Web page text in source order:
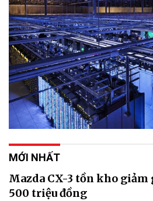
MỚI NHẤT
Mazda CX-3 tồn kho giảm
500 triệu đồng